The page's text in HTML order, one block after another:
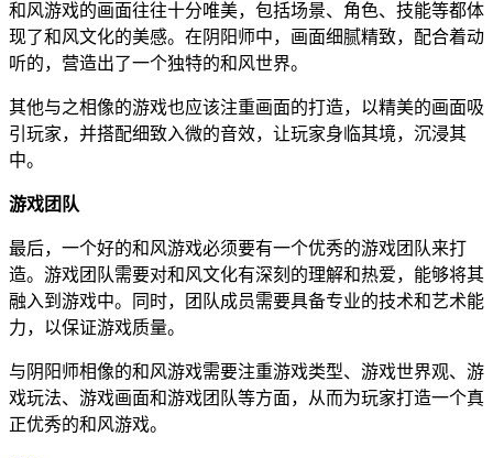
和风游戏的画面往往十分唯美，包括场景、角色、技能等都体
现了和风文化的美感。在阴阳师中，画面细腻精致，配合着动
听的，营造出了一个独特的和风世界。
其他与之相像的游戏也应该注重画面的打造，以精美的画面吸
引玩家，并搭配细致入微的音效，让玩家身临其境，沉浸其
中。
游戏团队
最后，一个好的和风游戏必须要有一个优秀的游戏团队来打
造。游戏团队需要对和风文化有深刻的理解和热爱，能够将其
融入到游戏中。同时，团队成员需要具备专业的技术和艺术能
力，以保证游戏质量。
与阴阳师相像的和风游戏需要注重游戏类型、游戏世界观、游
戏玩法、游戏画面和游戏团队等方面，从而为玩家打造一个真
正优秀的和风游戏。